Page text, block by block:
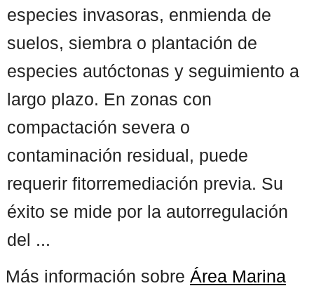
especies invasoras, enmienda de
suelos, siembra o plantación de
especies autóctonas y seguimiento a
largo plazo. En zonas con
compactación severa o
contaminación residual, puede
requerir fitorremediación previa. Su
éxito se mide por la autorregulación
del ...
Más información sobre Área Marina